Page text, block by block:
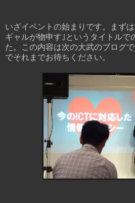
いざイベントの始まりです。まず
ギャルが物申す｣というタイトルで
た。この内容は次の大武のブログ
でそれまでお待ちください。